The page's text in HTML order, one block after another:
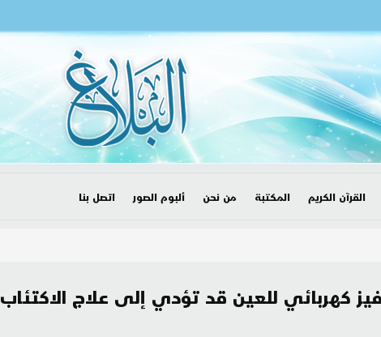
القرآن الكريم المكتبة من نحن ألبوم الصور اتصل بنا
كهربائي للعين قد تؤدي إلى علاج الاكتئاب